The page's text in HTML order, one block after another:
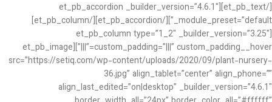
[/et_pb_text][et_pb_accordion _builder_version=”4.6.1″
_module_preset=”default”][/et_pb_accordion][/et_pb_column]
[et_pb_column type=”1_2″ _builder_version=”3.25″
custom_padding=”|||” custom_padding__hover=”|||”][et_pb_image
src=”https://setiq.com/wp-content/uploads/2020/09/plant-nursery-
36.jpg” align_tablet=”center” align_phone=””
align_last_edited=”on|desktop” _builder_version=”4.6.1″